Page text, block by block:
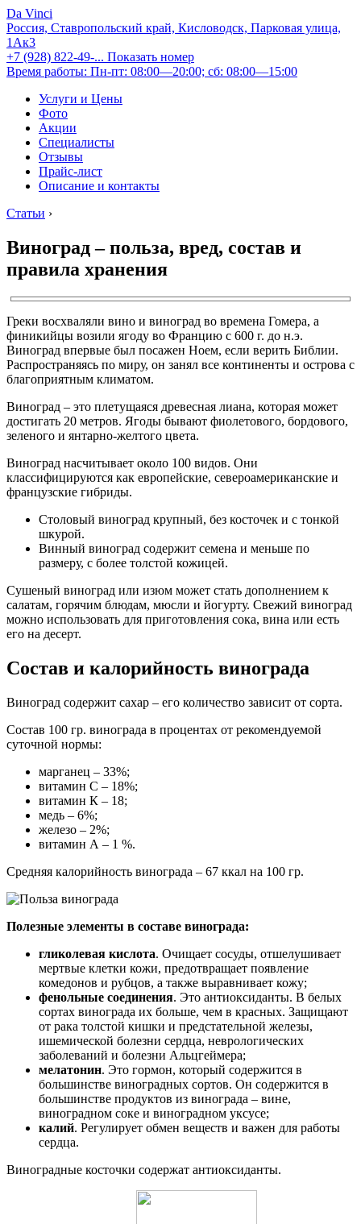
Da Vinci
Россия, Ставропольский край, Кисловодск, Парковая улица,
1Ак3
+7 (928) 822-49-... Показать номер
Время работы: Пн-пт: 08:00—20:00; сб: 08:00—15:00
Услуги и Цены
Фото
Акции
Специалисты
Отзывы
Прайс-лист
Описание и контакты
Статьи ›
Виноград – польза, вред, состав и
правила хранения
Греки восхваляли вино и виноград во времена Гомера, а
финикийцы возили ягоду во Францию ​​с 600 г. до н.э.
Виноград впервые был посажен Ноем, если верить Библии.
Распространяясь по миру, он занял все континенты и острова с
благоприятным климатом.
Виноград – это плетущаяся древесная лиана, которая может
достигать 20 метров. Ягоды бывают фиолетового, бордового,
зеленого и янтарно-желтого цвета.
Виноград насчитывает около 100 видов. Они
классифицируются как европейские, североамериканские и
французские гибриды.
Столовый виноград крупный, без косточек и с тонкой
шкурой.
Винный виноград содержит семена и меньше по
размеру, с более толстой кожицей.
Сушеный виноград или изюм может стать дополнением к
салатам, горячим блюдам, мюсли и йогурту. Свежий виноград
можно использовать для приготовления сока, вина или есть
его на десерт.
Состав и калорийность винограда
Виноград содержит сахар – его количество зависит от сорта.
Состав 100 гр. винограда в процентах от рекомендуемой
суточной нормы:
марганец – 33%;
витамин С – 18%;
витамин К – 18;
медь – 6%;
железо – 2%;
витамин А – 1 %.
Средняя калорийность винограда – 67 ккал на 100 гр.
Полезные элементы в составе винограда:
гликолевая кислота. Очищает сосуды, отшелушивает
мертвые клетки кожи, предотвращает появление
комедонов и рубцов, а также выравнивает кожу;
фенольные соединения. Это антиоксиданты. В белых
сортах винограда их больше, чем в красных. Защищают
от рака толстой кишки и предстательной железы,
ишемической болезни сердца, неврологических
заболеваний и болезни Альцгеймера;
мелатонин. Это гормон, который содержится в
большинстве виноградных сортов. Он содержится в
большинстве продуктов из винограда – вине,
виноградном соке и виноградном уксусе;
калий. Регулирует обмен веществ и важен для работы
сердца.
Виноградные косточки содержат антиоксиданты.